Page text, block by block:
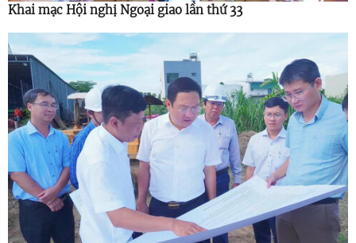
Khai mạc Hội nghị Ngoại giao lần thứ 33